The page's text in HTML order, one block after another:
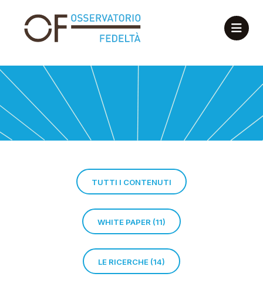
TUTTI I CONTENUTI
WHITE PAPER (11)
LE RICERCHE (14)